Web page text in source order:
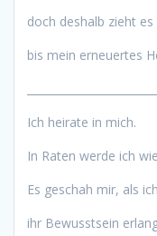
doch deshalb zieht
bis mein erneuertes
Ich heirate in mich.
In Raten werde ich
Es geschah mir, als
ihr Bewusstsein